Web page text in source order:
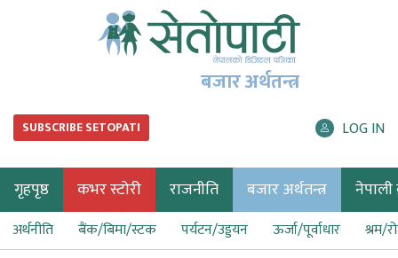
बजार अर्थतन्त्र
SUBSCRIBE SETOPATI LOG IN
गृहपृष्ठ कभर स्टोरी राजनीति बजार अर्थतन्त्र नेपाली
अर्थनीति बैंक/बिमा/स्टक पर्यटन/उड्डयन ऊर्जा/पूर्वाधार श्रम/